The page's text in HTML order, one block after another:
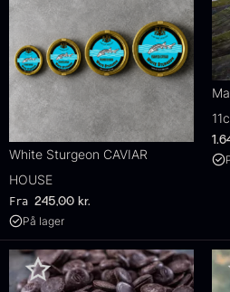
White Sturgeon CAVIAR
HOUSE
Fra 245,00 kr.
På lager